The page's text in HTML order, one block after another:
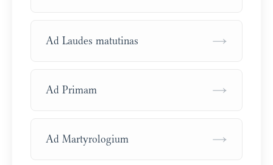
Ad Laudes matutinas →
Ad Primam →
Ad Martyrologium →